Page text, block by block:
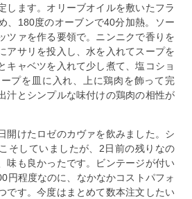
します。オリーブオイルを敷いたフラ
、180度のオーブンで40分加熱。ソー
ツァを作る要領で。ニンニクで香りを
アサリを投入し、水を入れてスープを
キャベツを入れて少し煮て、塩コショ
プを皿に入れ、上に鶏肉を飾って完
汁とシンプルな味付けの鶏肉の相性が
開けたロゼのカヴァを飲みました。シ
そしていましたが、2日前の残りなの
味も良かったです。ビンテージが付い
円程度なのに、なかなかコストパフォ
です。今度はまとめて数本注文したい